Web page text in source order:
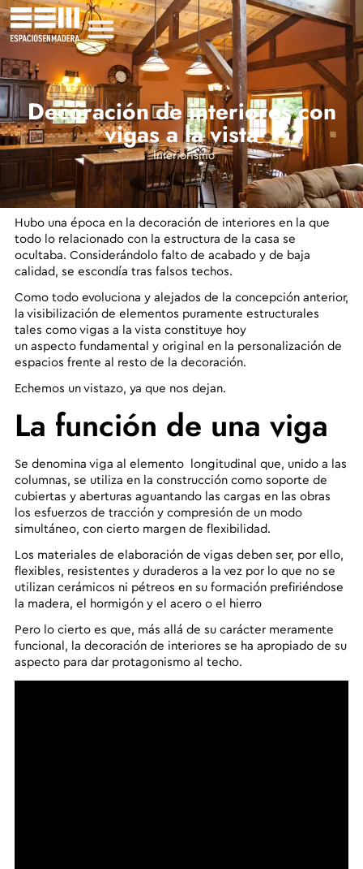
Decoración de interiores con
vigas a la vista
Interiorismo
Hubo una época en la decoración de interiores en la que
todo lo relacionado con la estructura de la casa se
ocultaba. Considerándolo falto de acabado y de baja
calidad, se escondía tras falsos techos.
Como todo evoluciona y alejados de la concepción anterior,
la visibilización de elementos puramente estructurales
tales como vigas a la vista constituye hoy
un aspecto fundamental y original en la personalización de
espacios frente al resto de la decoración.
Echemos un vistazo, ya que nos dejan.
La función de una viga
Se denomina viga al elemento longitudinal que, unido a las
columnas, se utiliza en la construcción como soporte de
cubiertas y aberturas aguantando las cargas en las obras
los esfuerzos de tracción y compresión de un modo
simultáneo, con cierto margen de flexibilidad.
Los materiales de elaboración de vigas deben ser, por ello,
flexibles, resistentes y duraderos a la vez por lo que no se
utilizan cerámicos ni pétreos en su formación prefiriéndose
la madera, el hormigón y el acero o el hierro
Pero lo cierto es que, más allá de su carácter meramente
funcional, la decoración de interiores se ha apropiado de su
aspecto para dar protagonismo al techo.